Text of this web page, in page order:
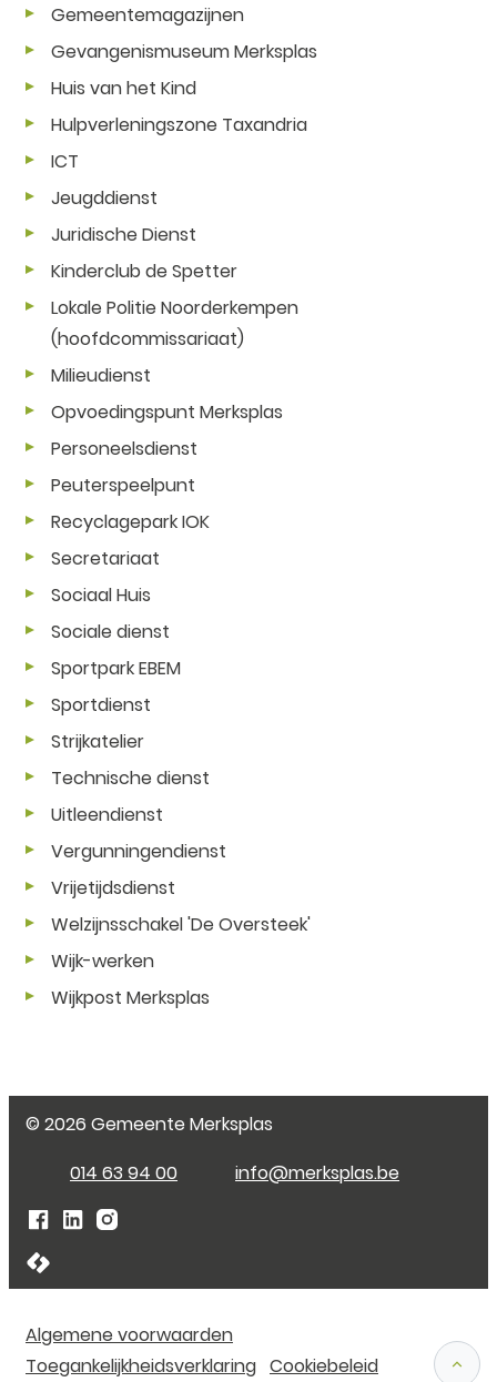
Gemeentemagazijnen
Gevangenismuseum Merksplas
Huis van het Kind
Hulpverleningszone Taxandria
ICT
Jeugddienst
Juridische Dienst
Kinderclub de Spetter
Lokale Politie Noorderkempen
(hoofdcommissariaat)
Milieudienst
Opvoedingspunt Merksplas
Personeelsdienst
Peuterspeelpunt
Recyclagepark IOK
Secretariaat
Sociaal Huis
Sociale dienst
Sportpark EBEM
Sportdienst
Strijkatelier
Technische dienst
Uitleendienst
Vergunningendienst
Vrijetijdsdienst
Welzijnsschakel 'De Oversteek'
Wijk-werken
Wijkpost Merksplas
© 2026 Gemeente Merksplas
014 63 94 00
E-mail info@merksplas.be
Facebook Gemeente Merksplas
Linkedin Gemeente Merksplas
Instagram Gemeente Merksplas
LCP nv 2026 ©
Algemene voorwaarden
Toegankelijkheidsverklaring Cookiebeleid